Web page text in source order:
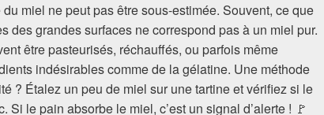
du miel ne peut pas être sous-estimée. Souvent, ce que
des grandes surfaces ne correspond pas à un miel pur.
être pasteurisés, réchauffés, ou parfois même
indésirables comme de la gélatine. Une méthode
? Étalez un peu de miel sur une tartine et vérifiez si le
Si le pain absorbe le miel, c’est un signal d’alerte ! 🚩